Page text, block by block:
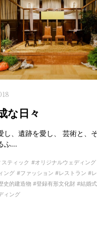
な日々
し、遺跡を愛し、 芸術と、
ふ...
ティック オリジナルウェディング
ング
ファッション レストラン
史的建造物
登録有形文化財 結婚
ィング